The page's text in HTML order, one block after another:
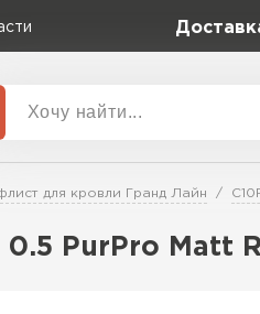
Бренд
Гранд Лайн
для кровли Гранд Лайн
0.5 PurPro Matt